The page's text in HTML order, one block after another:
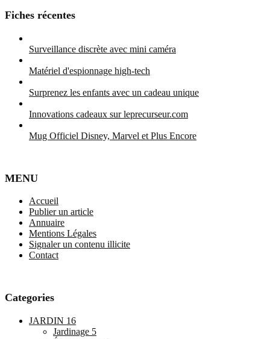
Fiches récentes
Surveillance discrète avec mini caméra
Matériel d'espionnage high-tech
Surprenez les enfants avec un cadeau unique
Innovations cadeaux sur leprecurseur.com
Mug Officiel Disney, Marvel et Plus Encore
MENU
Accueil
Publier un article
Annuaire
Mentions Légales
Signaler un contenu illicite
Contact
Categories
JARDIN 16
Jardinage 5